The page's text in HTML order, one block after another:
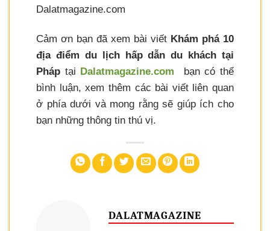
Dalatmagazine.com
Cảm ơn bạn đã xem bài viết Khám phá 10
địa điểm du lịch hấp dẫn du khách tại
Pháp tại Dalatmagazine.com
bạn có thể
bình luận, xem thêm các bài viết liên quan
ở phía dưới và mong rằng sẽ giúp ích cho
bạn những thông tin thú vị.
DALATMAGAZINE